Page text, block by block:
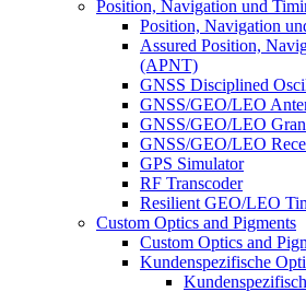
Position, Navigation und
Position, Navigation
Assured Position,
(APNT)
GNSS Disciplined
GNSS/GEO/LEO
GNSS/GEO/LEO
GNSS/GEO/LEO
GPS Simulator
RF Transcoder
Resilient GEO/LEO
Custom Optics and Pigments
Custom Optics and
Kundenspezifische